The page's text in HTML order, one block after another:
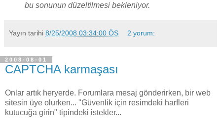
bu sonunun düzeltilmesi bekleniyor.
Yayın tarihi 8/25/2008 03:34:00 ÖS 2 yorum:
2008-08-01
CAPTCHA karmaşası
Onlar artık heryerde. Forumlara mesaj gönderirken, bir web
sitesin üye olurken... "Güvenlik için resimdeki harfleri
kutucuğa girin" tipindeki istekler...